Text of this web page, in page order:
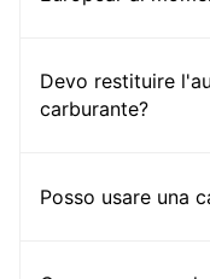
Devo restituire
carburante?
Posso usare una